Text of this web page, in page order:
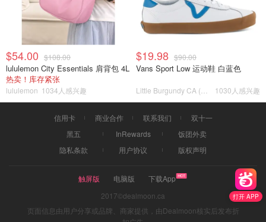
打开 APP
$54.00 $108.00
lululemon City Essentials 肩背包 4L
热卖！库存紧张
lululemon 1034人感兴趣
$19.98 $90.00
Vans Sport Low 运动鞋 白蓝色
1030人感兴趣
信用卡 商业合作 联系我们
双十一
黑五
InRewards
饭团外卖
隐私条款
用户协议 版权声明
触屏版 电脑版
下载App
2017©dealmoon.ca
页面信息由用户分享或品牌、商家提供，由Dealmoon核实后发布折